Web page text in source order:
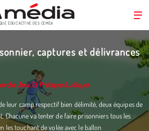
ÉDUC’ACTIVE DES CEMÉA
captures et délivrances
Jeux Et Pratiques Ludiques
leur camp respectif bien délimité, deux équipes de
Chacune va tenter de faire prisonniers tous les
les touchant de volée avec le ballon